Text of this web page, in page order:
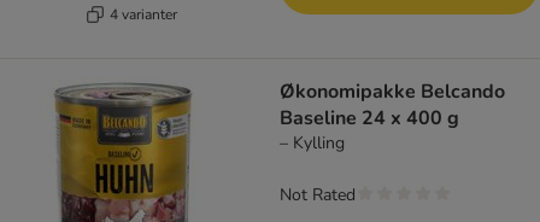
4 varianter
Økonomipakke Belcando
Baseline 24 x 400 g
– Kylling
Not Rated